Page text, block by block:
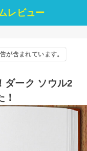
レビュー
が含まれています。
ダーク ソウル2